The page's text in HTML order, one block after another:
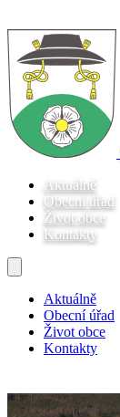
Aktuálně
Obecní úřad
Život obce
Kontakty
Aktuálně
Obecní úřad
Život obce
Kontakty